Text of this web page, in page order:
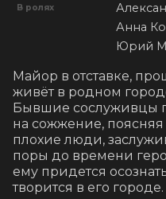
В ролях
Анна
Юрий
Майор в отставке,
живёт в родном
Бывшие сослуживцы
на сожжение, поясняя
плохие люди,
поры до времени
ему придется
творится в его городе.